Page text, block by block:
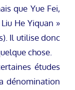
que Yue Fei,
He Yiquan »
Il utilise donc
chose.
études
dénomination